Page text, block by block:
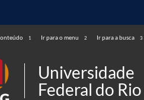
1 Ir para o menu 2 Ir para a busca 3
Universidade
Federal do